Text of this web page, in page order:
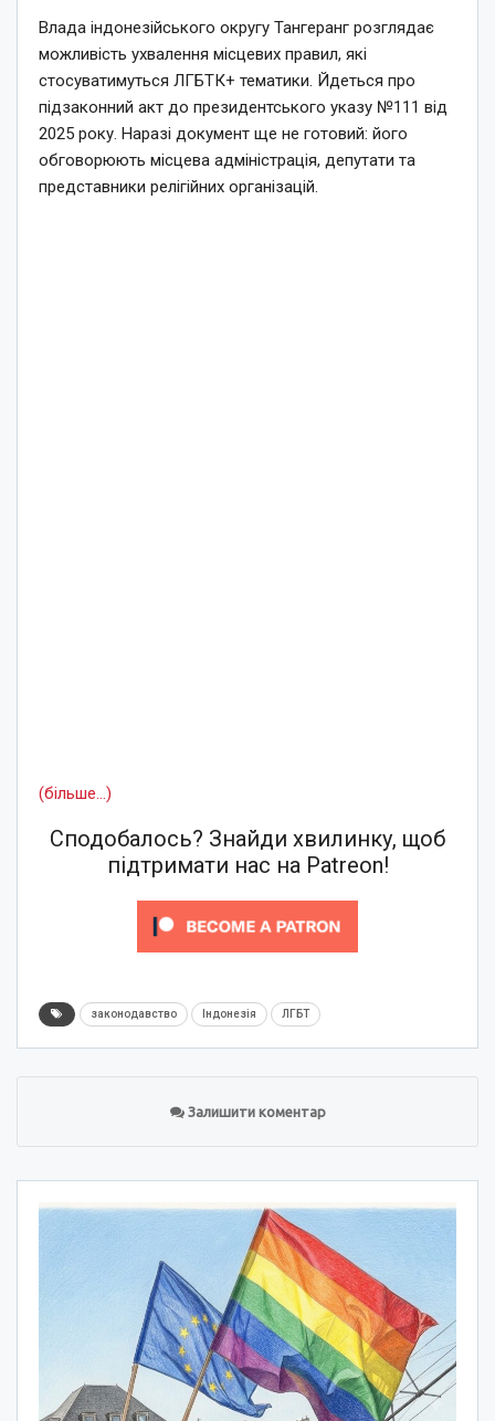
Влада індонезійського округу Тангеранг розглядає
можливість ухвалення місцевих правил, які
стосуватимуться ЛГБТК+ тематики. Йдеться про
підзаконний акт до президентського указу №111 від
2025 року. Наразі документ ще не готовий: його
обговорюють місцева адміністрація, депутати та
представники релігійних організацій.
(більше…)
Сподобалось? Знайди хвилинку, щоб
підтримати нас на Patreon!
законодавство Індонезія ЛГБТ
Залишити коментар